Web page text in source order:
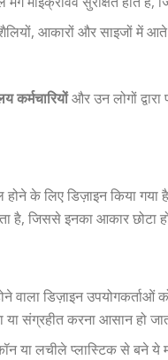
आकारों और साइजों में
कर्मचारियोंऔर उन लोगों
के लिए डिज़ाइन किया
है, जिससे इनका आकार छोटा
वाला डिज़ाइन
संग्रहीत करना आसान हो
या लचीले प्लास्टिक से